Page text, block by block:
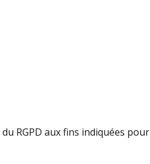
RGPD aux fins indiquées pour